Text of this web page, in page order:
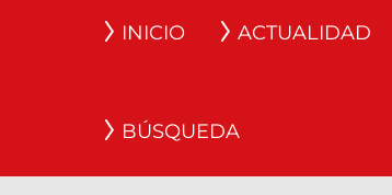
INICIO ACTUALIDAD
BÚSQUEDA